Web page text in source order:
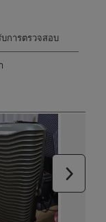
การตรวจสอบ